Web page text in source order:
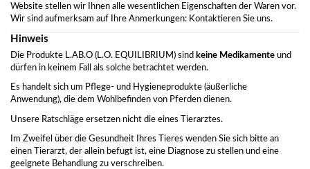
Website stellen wir Ihnen alle wesentlichen Eigenschaften der Waren vor.
Wir sind aufmerksam auf Ihre Anmerkungen: Kontaktieren Sie uns.
Hinweis
Die Produkte L.AB.O (L.O. EQUILIBRIUM) sind keine Medikamente und
dürfen in keinem Fall als solche betrachtet werden.
Es handelt sich um Pflege- und Hygieneprodukte (äußerliche
Anwendung), die dem Wohlbefinden von Pferden dienen.
Unsere Ratschläge ersetzen nicht die eines Tierarztes.
Im Zweifel über die Gesundheit Ihres Tieres wenden Sie sich bitte an
einen Tierarzt, der allein befugt ist, eine Diagnose zu stellen und eine
geeignete Behandlung zu verschreiben.